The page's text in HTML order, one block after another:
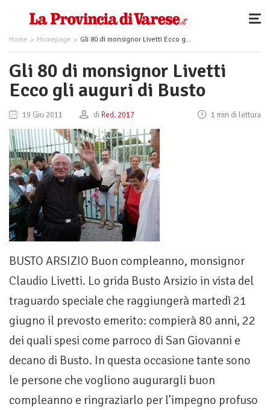
Home Homepage Gli 80 di monsignor Livetti Ecco gli auguri di Busto
Gli 80 di monsignor Livetti
Ecco gli auguri di Busto
19 Giu 2011 di Red. 2017 1 min di lettura
BUSTO ARSIZIO Buon compleanno, monsignor
Claudio Livetti. Lo grida Busto Arsizio in vista del
traguardo speciale che raggiungerà martedì 21
giugno il prevosto emerito: compierà 80 anni, 22
dei quali spesi come parroco di San Giovanni e
decano di Busto. In questa occasione tante sono
le persone che vogliono augurargli buon
compleanno e ringraziarlo per l’impegno profuso